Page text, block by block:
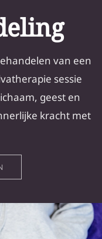
van een
sessie
geest en
kracht met